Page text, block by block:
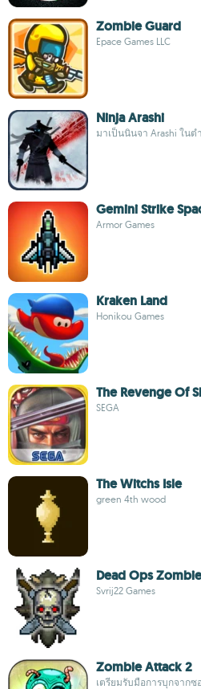
Zombie Guard
Epace Games LLC
Ninja Arashi
มาเป็นนินจา Arashi ในต
Gemini Strike
Armor Games
Kraken Land
Honikou Games
The Revenge Of
SEGA
The Witchs Isle
green 4th wood
Dead Ops
Svrij22 Games
Zombie Attack 2
เตรียมรับมือการบุกจาก